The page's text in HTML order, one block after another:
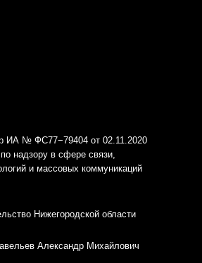
ИА № ФС77−79404 от 02.11.2020
надзору в сфере связи,
и массовых коммуникаций
Нижегородской области
Александр Михайлович